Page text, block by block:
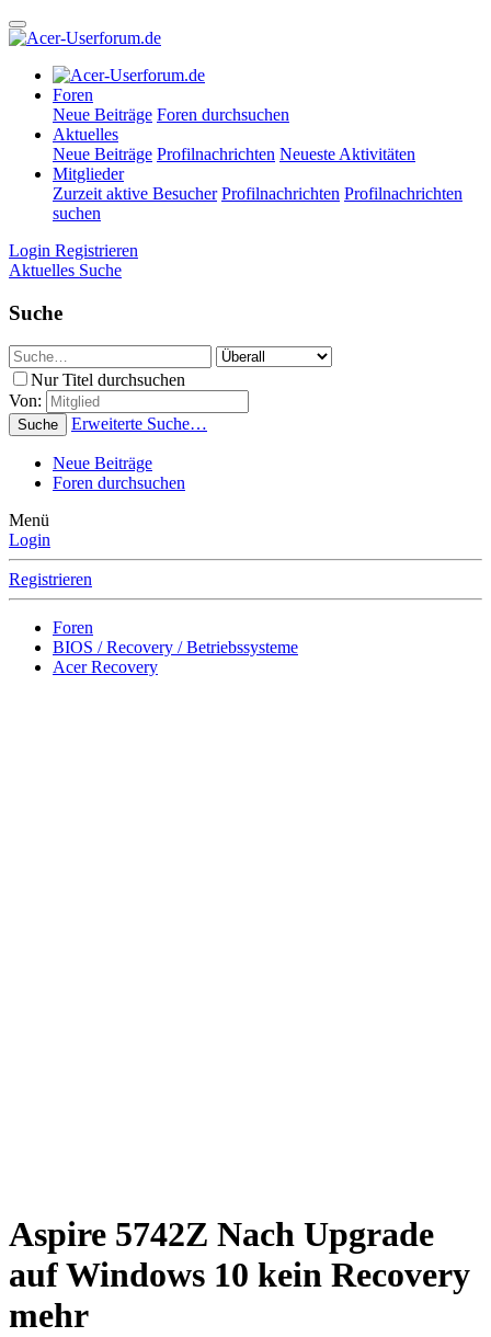
Foren
Neue Beiträge Foren durchsuchen
Aktuelles
Neue Beiträge Profilnachrichten Neueste Aktivitäten
Mitglieder
Zurzeit aktive Besucher Profilnachrichten Profilnachrichten
suchen
Login Registrieren
Aktuelles Suche
Suche
Nur Titel durchsuchen
Von:
Suche Erweiterte Suche…
Neue Beiträge
Foren durchsuchen
Menü
Login
Registrieren
Foren
BIOS / Recovery / Betriebssysteme
Acer Recovery
Aspire 5742Z Nach Upgrade
auf Windows 10 kein Recovery
mehr